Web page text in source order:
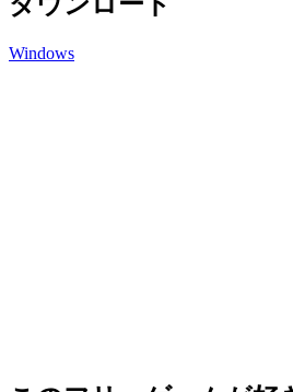
Windows